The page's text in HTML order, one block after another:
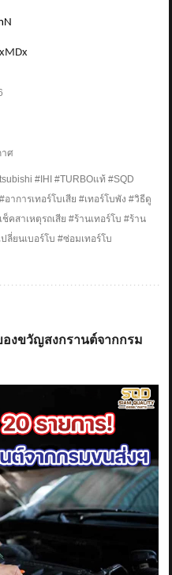
ศ
#IHI #TURBOแท้ #SQD
อาการเทอร์โบเสีย #เทอร์โบพัง #วิธีดู
ช็คสาเหตุรถเสีย #ร้านเทอร์โบ #ร้าน
ลี่ยนเบอร์โบ #ซ่อมเทอร์โบ
องขวัญสงกรานต์จากกรม